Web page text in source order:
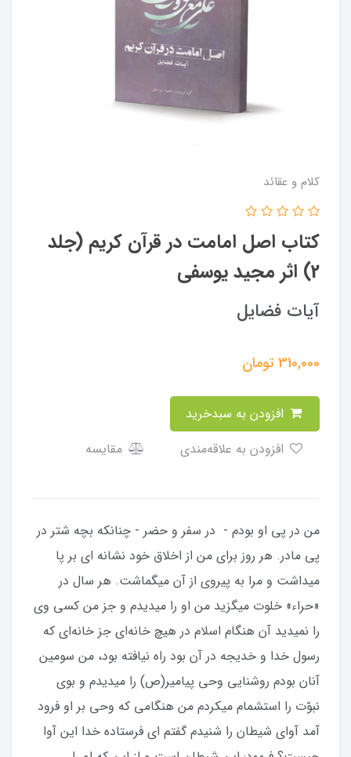
کلام و عقائد
کتاب اصل امامت در قرآن کریم (جلد
2) اثر مجید یوسفی
آیات فضایل
310,000تومان
مقایسه
من در پی او بودم - در سفر و حضر - چنانکه بچه شتر در
پی مادر. هر روز برای من از اخلاق خود نشانه ای بر پا
میداشت و مرا به پیروی از آن میگماشت. هر سال در
«حراء» خلوت میگزید من او را میدیدم و جز من کسی وی
را نمیدید آن هنگام اسلام در هیچ خانه‌ای جز خانه‌ای که
رسول خدا و خدیجه در آن بود راه نیافته بود، من سومین
آنان بودم روشنایی وحی پیامیر(ص) را میدیدم و بوی
نبوّت را استشمام میکردم من هنگامی که وحی بر او فرود
آمد آوای شیطان را شنیدم گفتم ای فرستاده خدا این آوا